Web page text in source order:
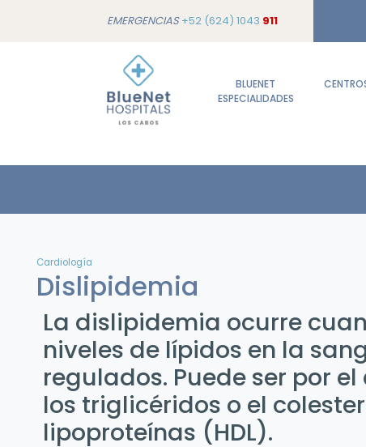
EMERGENCIAS+52 (624) 1043 911
BLUENET
ESPECIALIDADES
Cardiología
Dislipidemia
La dislipidemia ocurre
niveles de lípidos en la
regulados. Puede ser por
los triglicéridos o el
lipoproteínas (HDL).